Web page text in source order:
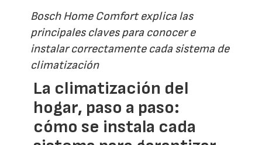
Bosch Home Comfort explica las
principales claves para conocer e
instalar correctamente cada sistema de
climatización
La climatización del
hogar, paso a paso:
cómo se instala cada